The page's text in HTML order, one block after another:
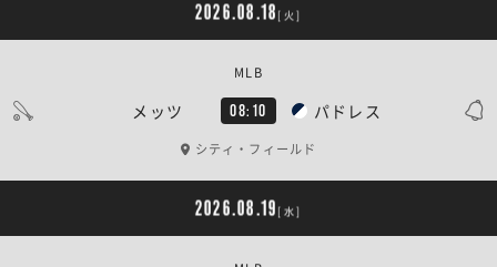
2026.08.18 [火]
メッツ 08:10 パドレス
MLB
シティ・フィールド
2026.08.19 [水]